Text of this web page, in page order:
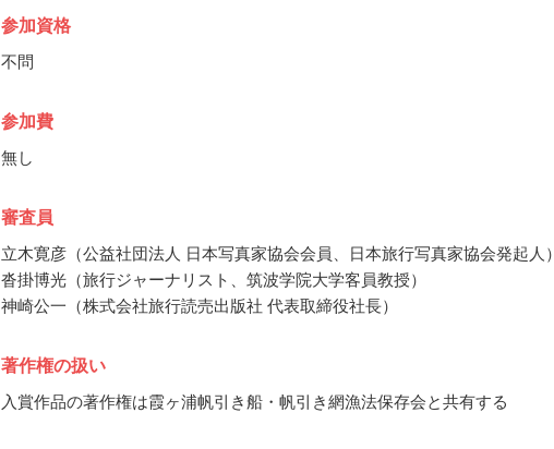
参加資格
不問
参加費
無し
審査員
立木寛彦（公益社団法人 日本写真家協会会員、日本旅行写真家協会発起人）
沓掛博光（旅行ジャーナリスト、筑波学院大学客員教授）
神崎公一（株式会社旅行読売出版社 代表取締役社長）
著作権の扱い
入賞作品の著作権は霞ヶ浦帆引き船・帆引き網漁法保存会と共有する